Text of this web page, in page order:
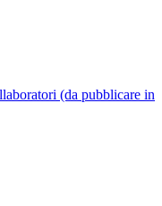
(da pubblicare in